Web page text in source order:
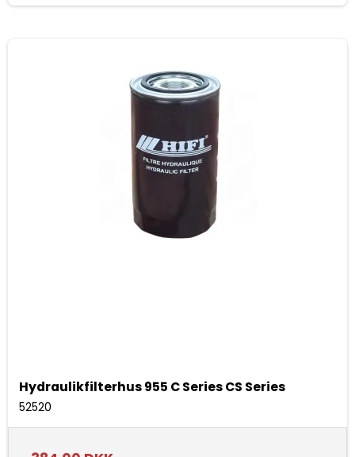
Hydraulikfilterhus 955 C Series CS Series
52520